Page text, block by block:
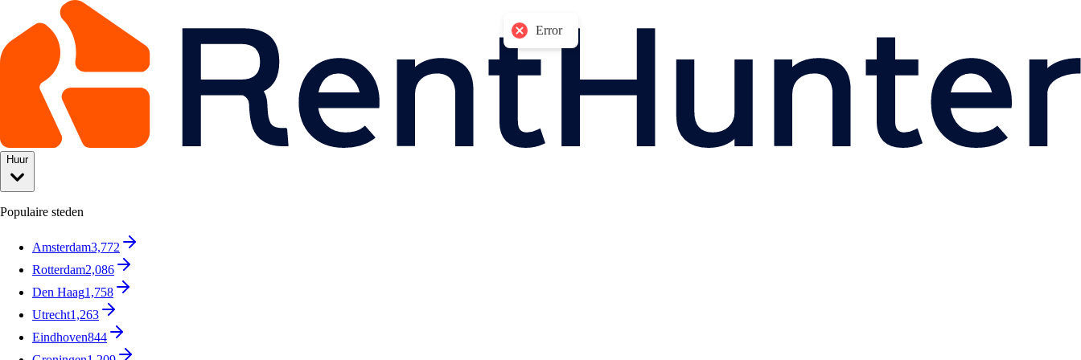
Huur
Populaire steden
Amsterdam3,772
Rotterdam2,086
Den Haag1,758
Utrecht1,263
Eindhoven844
Error